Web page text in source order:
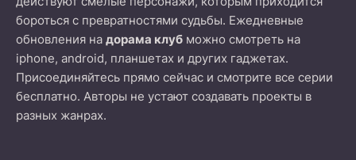
бороться с превратностями судьбы. Ежедневные
обновления на дорама клуб можно смотреть на
iphone, android, планшетах и других гаджетах.
Присоединяйтесь прямо сейчас и смотрите все серии
бесплатно. Авторы не устают создавать проекты в
разных жанрах.